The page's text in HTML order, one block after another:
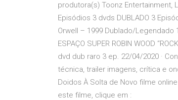
produtora(s) Toonz Entertainment,
Episódios 3 dvds DUBLADO 3
Orwell – 1999 Dublado/Legendado
ESPAÇO SUPER ROBIN WOOD
dvd dub raro 3 ep. 22/04/2020 ·
técnica, trailer imagens, crítica e
Doidos À Solta de Novo filme
este filme, clique em :